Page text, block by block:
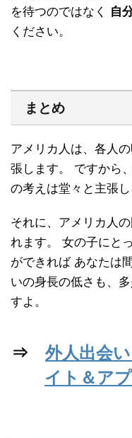
を待つのではなく
自
ください。
まとめ
アメリカ人は、各人
張します。 ですから
の考えは堂々と主張し
それに、アメリカ人
れます。 女の子にと
ができれば あなたは
いの身長の低さも、
すよ。
⇒ 外人出会
イト＆ア